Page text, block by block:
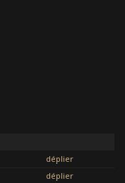
déplier
déplier